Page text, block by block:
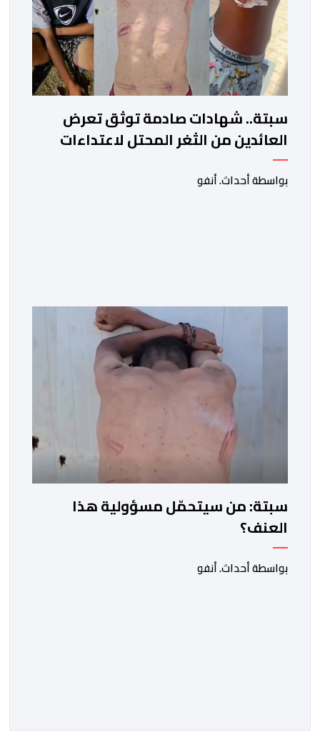
سبتة.. شهادات صادمة توثق تعرض
العائدين من الثغر المحتل لاعتداءات
جسيمة من قبل الحرس المدني
الاسباني
بواسطة أحداث. أنفو
سبتة: من سيتحمّل مسؤولية هذا
العنف؟
بواسطة أحداث. أنفو